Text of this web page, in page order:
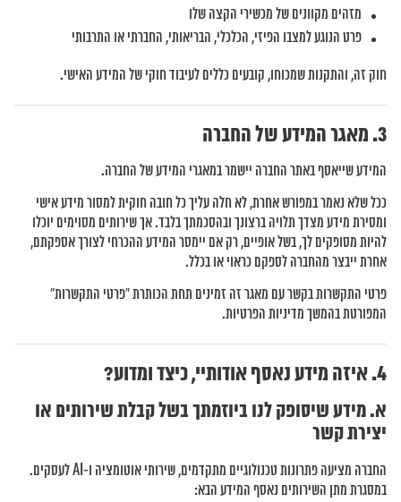
מזהים מקוונים של מכשירי הקצה שלו
פרט הנוגע למצבו הפיזי, הכלכלי, הבריאותי, החברתי או התרבותי
חוק זה, והתקנות שמכוחו, קובעים כללים לעיבוד חוקי של המידע האישי.
מאגר המידע של החברה
המידע שייאסף באתר החברה יישמר במאגרי המידע של החברה.
ככל שלא נאמר במפורש אחרת, לא חלה עליך כל חובה חוקית למסור מידע אישי
ומסירת מידע מצדך תלויה ברצונך ובהסכמתך בלבד. אך שירותים מסוימים יוכלו
להיות מסופקים לך, בשל אופיים, רק אם יימסר המידע ההכרחי לצורך אספקתם,
אחרת ייבצר מהחברה לספקם כראוי או בכלל.
פרטי התקשרות בקשר עם מאגר זה זמינים תחת הכותרת “פרטי התקשרות”
המפורטת בהמשך מדיניות הפרטיות.
איזה מידע נאסף אודותיי, כיצד ומדוע?
א. מידע שיסופק לנו ביוזמתך בשל קבלת שירותים או
יצירת קשר
החברה מציעה פתרונות טכנולוגיים מתקדמים, שירותי אוטומציה ו-AI לעסקים.
במסגרת מתן השירותים נאסף המידע הבא: